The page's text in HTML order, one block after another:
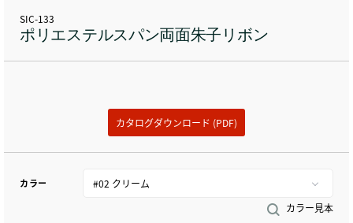
SIC-133
ポリエステルスパン両面朱子リボン
カタログダウンロード (PDF)
カラー
カラー見本